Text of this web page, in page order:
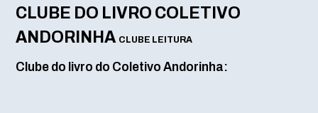
CLUBE DO LIVRO COLETIVO
ANDORINHA CLUBE LEITURA
Clube do livro do Coletivo Andorinha: